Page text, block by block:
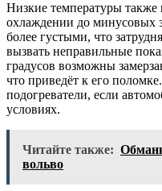
Низкие температуры также
охлаждении до минусовых
более густыми, что
вызвать неправильные
градусов возможны
что приведёт к его
подогреватели, если
условиях.
Читайте также:
вольво